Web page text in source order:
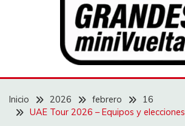
GRANDES
MINIVUELTAS
Inicio 2026 febrero
16
UAE Tour 2026 – Equipos y elecciones